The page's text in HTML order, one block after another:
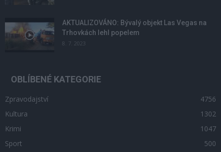
AKTUALIZOVÁNO: Bývalý objekt Las Vegas na
Trhovkách lehl popelem
8. 7. 2023
OBLÍBENÉ KATEGORIE
Zpravodajství
4756
Kultura
1302
Krimi
1047
Sport
500